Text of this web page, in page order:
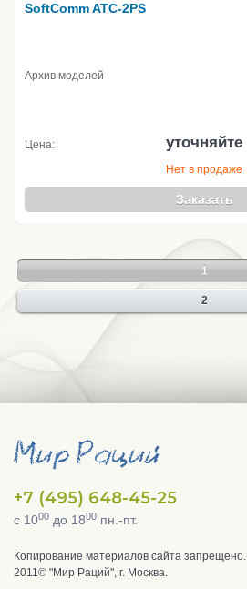
SoftComm ATC-2PS
Архив моделей
Цена: уточняйте
Нет в продаже
Заказать
1
2
+7 (495) 648-45-25
с 1000 до 1800 пн.-пт.
Копирование материалов сайта запрещено.
2011© "Мир Раций", г. Москва.